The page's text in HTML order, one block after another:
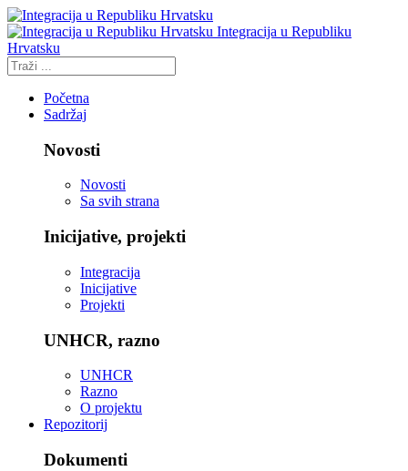
Integracija u Republiku
Hrvatsku
Početna
Sadržaj
Novosti
Novosti
Sa svih strana
Inicijative, projekti
Integracija
Inicijative
Projekti
UNHCR, razno
UNHCR
Razno
O projektu
Repozitorij
Dokumenti